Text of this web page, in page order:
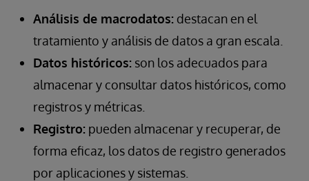
Análisis de macrodatos: destacan en el
tratamiento y análisis de datos a gran escala.
Datos históricos: son los adecuados para
almacenar y consultar datos históricos, como
registros y métricas.
Registro: pueden almacenar y recuperar, de
forma eficaz, los datos de registro generados
por aplicaciones y sistemas.